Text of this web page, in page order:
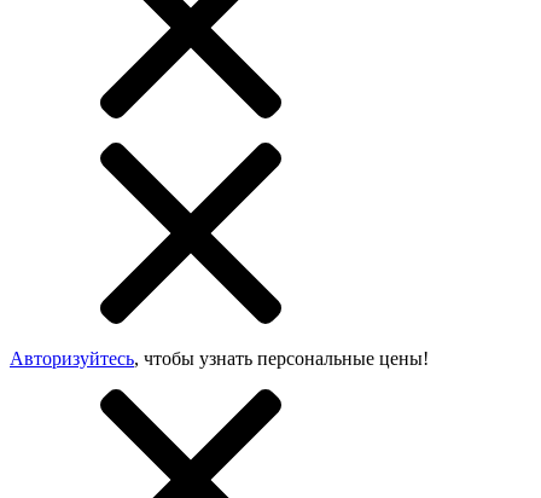
Авторизуйтесь, чтобы узнать персональные цены!